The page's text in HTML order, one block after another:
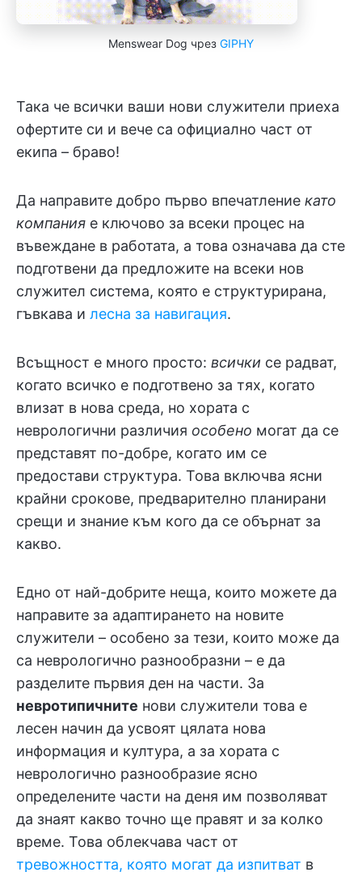
Menswear Dog чрез GIPHY
Така че всички ваши нови служители приеха
офертите си и вече са официално част от
екипа – браво!
Да направите добро първо впечатление като
компания е ключово за всеки процес на
въвеждане в работата, а това означава да сте
подготвени да предложите на всеки нов
служител система, която е структурирана,
гъвкава и лесна за навигация.
Всъщност е много просто: всички се радват,
когато всичко е подготвено за тях, когато
влизат в нова среда, но хората с
неврологични различия особено могат да се
представят по-добре, когато им се
предостави структура. Това включва ясни
крайни срокове, предварително планирани
срещи и знание към кого да се обърнат за
какво.
Едно от най-добрите неща, които можете да
направите за адаптирането на новите
служители – особено за тези, които може да
са неврологично разнообразни – е да
разделите първия ден на части. За
невротипичните нови служители това е
лесен начин да усвоят цялата нова
информация и култура, а за хората с
неврологично разнообразие ясно
определените части на деня им позволяват
да знаят какво точно ще правят и за колко
време. Това облекчава част от
тревожността, която могат да изпитват в